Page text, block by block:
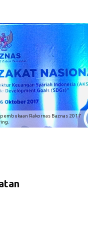
Rakornas Baznas 2017